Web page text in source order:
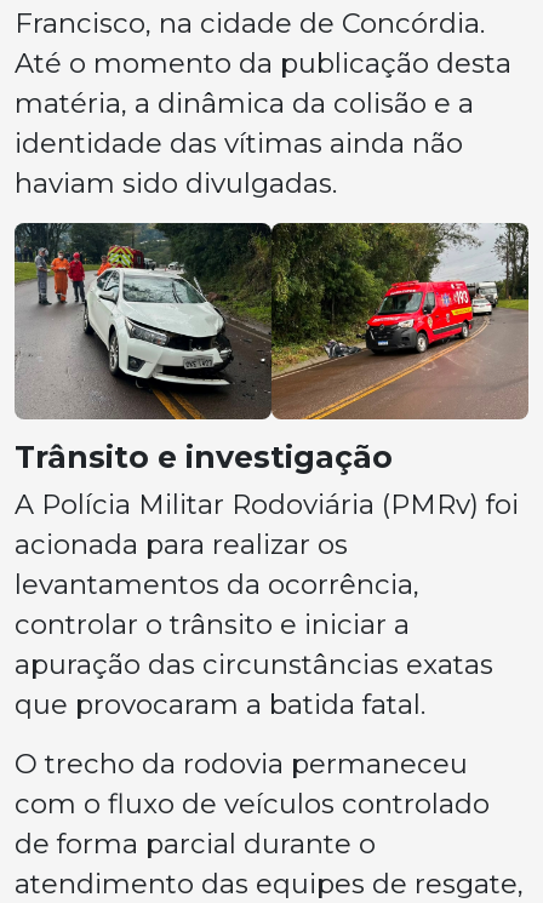
Francisco, na cidade de Concórdia.
Até o momento da publicação desta
matéria, a dinâmica da colisão e a
identidade das vítimas ainda não
haviam sido divulgadas.
Trânsito e investigação
A Polícia Militar Rodoviária (PMRv) foi
acionada para realizar os
levantamentos da ocorrência,
controlar o trânsito e iniciar a
apuração das circunstâncias exatas
que provocaram a batida fatal.
O trecho da rodovia permaneceu
com o fluxo de veículos controlado
de forma parcial durante o
atendimento das equipes de resgate,